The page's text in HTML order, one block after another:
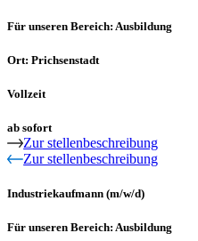
Für unseren Bereich: Ausbildung
Ort: Prichsenstadt
Vollzeit
ab sofort
Zur stellenbeschreibung
Zur stellenbeschreibung
Industriekaufmann (m/w/d)
Für unseren Bereich: Ausbildung